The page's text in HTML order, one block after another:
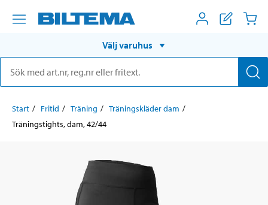
Välj varuhus
Start Fritid Träning
Träningskläder dam
Träningstights, dam, 42/44